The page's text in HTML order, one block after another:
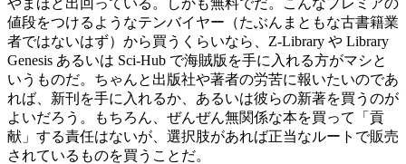
値段をつけるようなテンバイヤー（たぶんまともな古書籍業
者ではないはず）から買うくらいなら、Z-Library や Library
Genesis あるいは Sci-Hub で海賊版を手に入れる方がマシと
いうものだ。ちゃんと出版社や著者の労苦に報いたいのであ
れば、新刊を手に入れるか、あるいは彼らの新著を買うのが
よいだろう。もちろん、ぜんぜん無関係な本を買って「貢
献」する責任はないが、選択肢があれば正当なルートで販売
されているものを買うことだ。